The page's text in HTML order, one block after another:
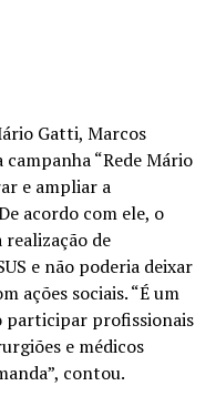
Gatti, Marcos
“Rede Mário
e ampliar a
acordo com ele, o
de
e não poderia deixar
ações sociais. “É um
participar profissionais
e médicos
contou.